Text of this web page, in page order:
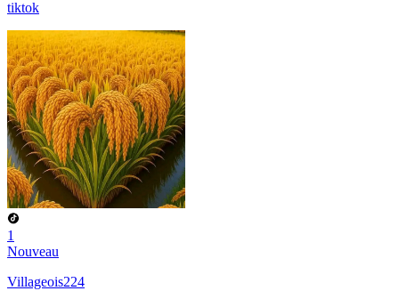
tiktok
1
Nouveau
Villageois224